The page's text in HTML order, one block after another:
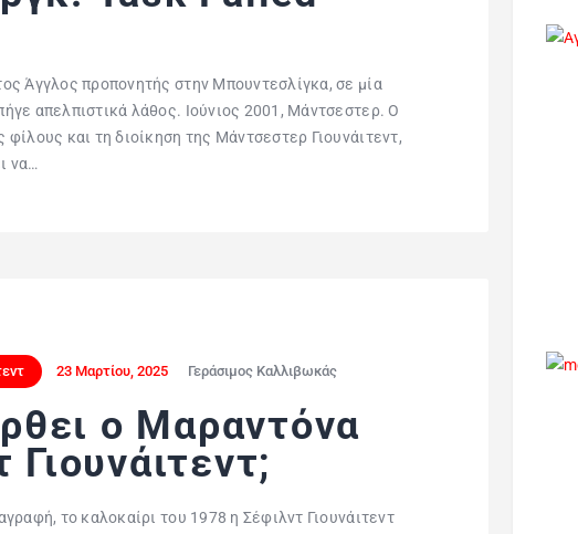
Άγγλος προπονητής στην Μπουντεσλίγκα, σε μία
απελπιστικά λάθος. Ιούνιος 2001, Μάντσεστερ. Ο
και τη διοίκηση της Μάντσεστερ Γιουνάιτεντ,
να…
23 Μαρτίου, 2025 Γεράσιμος Καλλιβωκάς
ο Μαραντόνα
το καλοκαίρι του 1978 η Σέφιλντ Γιουνάιτεντ